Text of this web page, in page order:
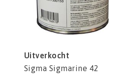
Uitverkocht
Sigma Sigmarine 42